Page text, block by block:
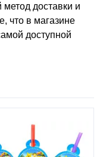
доставки и
что в магазине
доступной